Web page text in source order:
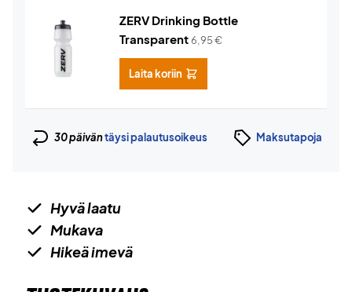
ZERV Drinking Bottle
Transparent6,95€
Laita koriin
30 päiväntäysi palautusoikeus Maksutapoja
Hyvä laatu
Mukava
Hikeä imevä